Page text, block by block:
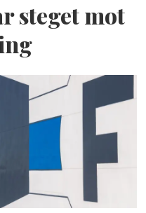
steget mot